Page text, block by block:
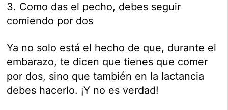
3. Como das el pecho, debes seguir
comiendo por dos
Ya no solo está el hecho de que, durante el
embarazo, te dicen que tienes que comer
por dos, sino que también en la lactancia
debes hacerlo. ¡Y no es verdad!